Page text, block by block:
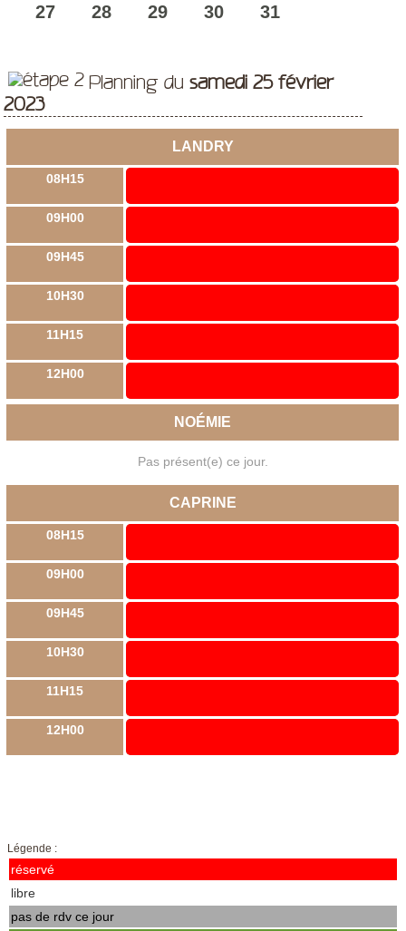
27 28 29 30 31
Planning dusamedi 25 février
2023
LANDRY
08H15
09H00
09H45
10H30
11H15
12H00
NOÉMIE
Pas présent(e) ce jour.
CAPRINE
08H15
09H00
09H45
10H30
11H15
12H00
Légende :
réservé
libre
pas de rdv ce jour